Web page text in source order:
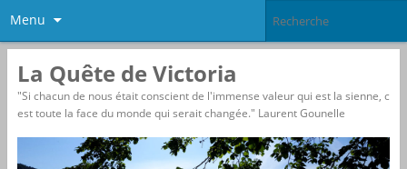
Menu
La Quête de Victoria
"Si chacun de nous était conscient de l'immense valeur qui est la sienne, c
est toute la face du monde qui serait changée." Laurent Gounelle